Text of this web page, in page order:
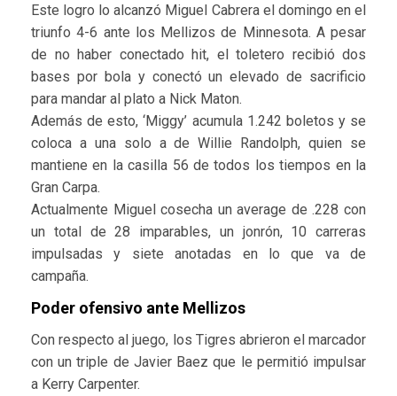
Este logro lo alcanzó Miguel Cabrera el domingo en el
triunfo 4-6 ante los Mellizos de Minnesota. A pesar
de no haber conectado hit, el toletero recibió dos
bases por bola y conectó un elevado de sacrificio
para mandar al plato a Nick Maton.
Además de esto, ‘Miggy’ acumula 1.242 boletos y se
coloca a una solo a de Willie Randolph, quien se
mantiene en la casilla 56 de todos los tiempos en la
Gran Carpa.
Actualmente Miguel cosecha un average de .228 con
un total de 28 imparables, un jonrón, 10 carreras
impulsadas y siete anotadas en lo que va de
campaña.
Poder ofensivo ante Mellizos
Con respecto al juego, los Tigres abrieron el marcador
con un triple de Javier Baez que le permitió impulsar
a Kerry Carpenter.